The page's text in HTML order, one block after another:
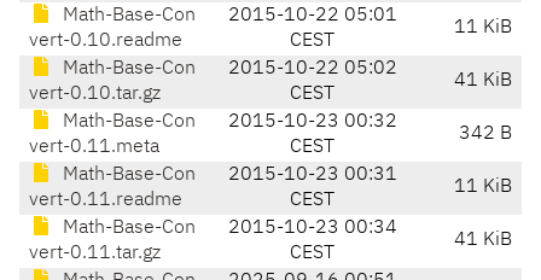
Math-Base-Con
vert-0.10.readme
2015-10-22 05:01
CEST
11 KiB
Math-Base-Con
vert-0.10.tar.gz
2015-10-22 05:02
CEST
41 KiB
Math-Base-Con
vert-0.11.meta
2015-10-23 00:32
CEST
342 B
Math-Base-Con
vert-0.11.readme
2015-10-23 00:31
CEST
11 KiB
Math-Base-Con
vert-0.11.tar.gz
2015-10-23 00:34
CEST
41 KiB